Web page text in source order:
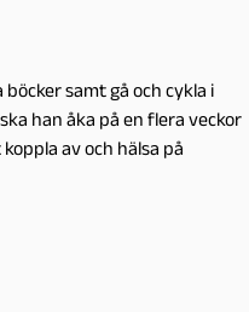
böcker samt gå och cykla i
han åka på en flera veckor
av och hälsa på